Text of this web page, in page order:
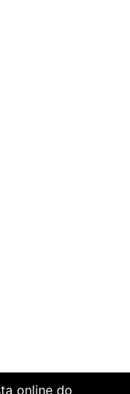
online do